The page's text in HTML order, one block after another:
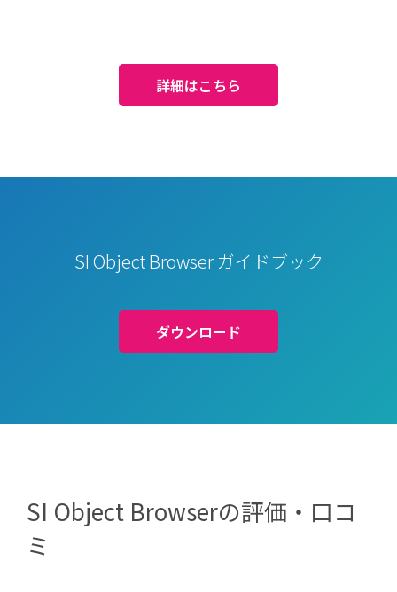
詳細はこちら
SI Object Browser ガイドブック
ダウンロード
SI Object Browserの評価・口コ
ミ